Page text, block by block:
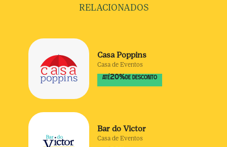
RELACIONADOS
Casa Poppins
Casa de Eventos
ATÉ20% DE DESCONTO
Bar do Victor
Casa de Eventos